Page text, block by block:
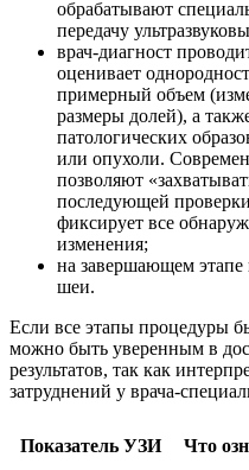
обрабатывают
передачу
врач-диагност
оценивает
примерный объем
размеры долей), а
патологических
или опухоли.
позволяют
последующей
фиксирует все
изменения;
на завершающем этапе
шеи.
Если все этапы процедуры
можно быть уверенным в
результатов, так как
затруднений у врача-
Показатель УЗИ Что